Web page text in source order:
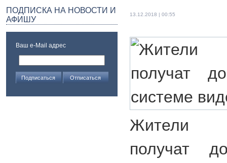
ПОДПИСКА НА НОВОСТИ И
АФИШУ
Ваш e-Mail адрес
13.12.2018 | 00:55
Жители
получат